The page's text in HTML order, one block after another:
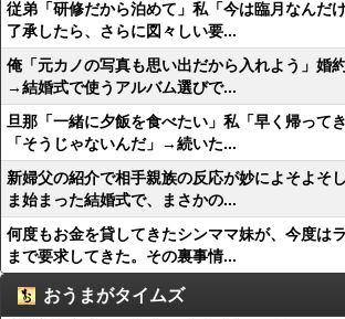
従弟「研修だから泊めて」私「今は臨月なん
了承したら、さらに図々しい要...
俺「元カノの写真も思い出だから入れよう」婚
→結婚式で使うアルバム選びで...
旦那「一緒に夕飯を食べたい」私「早く帰って
「そうじゃないんだ」→続いた...
新婦父の紹介で相手親族の反応が妙によそよそ
ま始まった結婚式で、まさかの...
何度もお金を貸してきたシンママ妹が、今度は
まで要求してきた。その裏事情...
おうまがタイムズ